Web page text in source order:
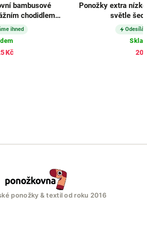
bambusové
chodidlem
ihned
Kč
Ponožky extra
světle
ponožky & textil od roku 2016